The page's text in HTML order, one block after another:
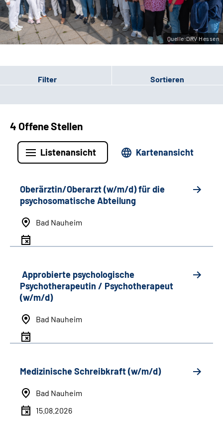
Leichte Sprache
Quelle:DRV Hessen
Filter Sortieren
4 Offene Stellen
Listenansicht Kartenansicht
Oberärztin/Oberarzt (w/m/d) für die
psychosomatische Abteilung
Bad Nauheim
Approbierte psychologische
Psychotherapeutin / Psychotherapeut
(w/m/d)
Bad Nauheim
Medizinische Schreibkraft (w/m/d)
Bad Nauheim
15.08.2026